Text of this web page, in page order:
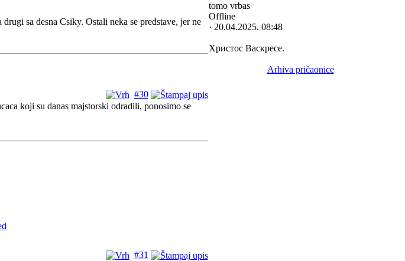
sa desna Csiky. Ostali neka se predstave, jer ne
#30
koji su danas majstorski odradili, ponosimo se
#31
tomo vrbas
Offline
· 20.04.2025. 08:48
Христос Васкресе.
Arhiva pričaonice